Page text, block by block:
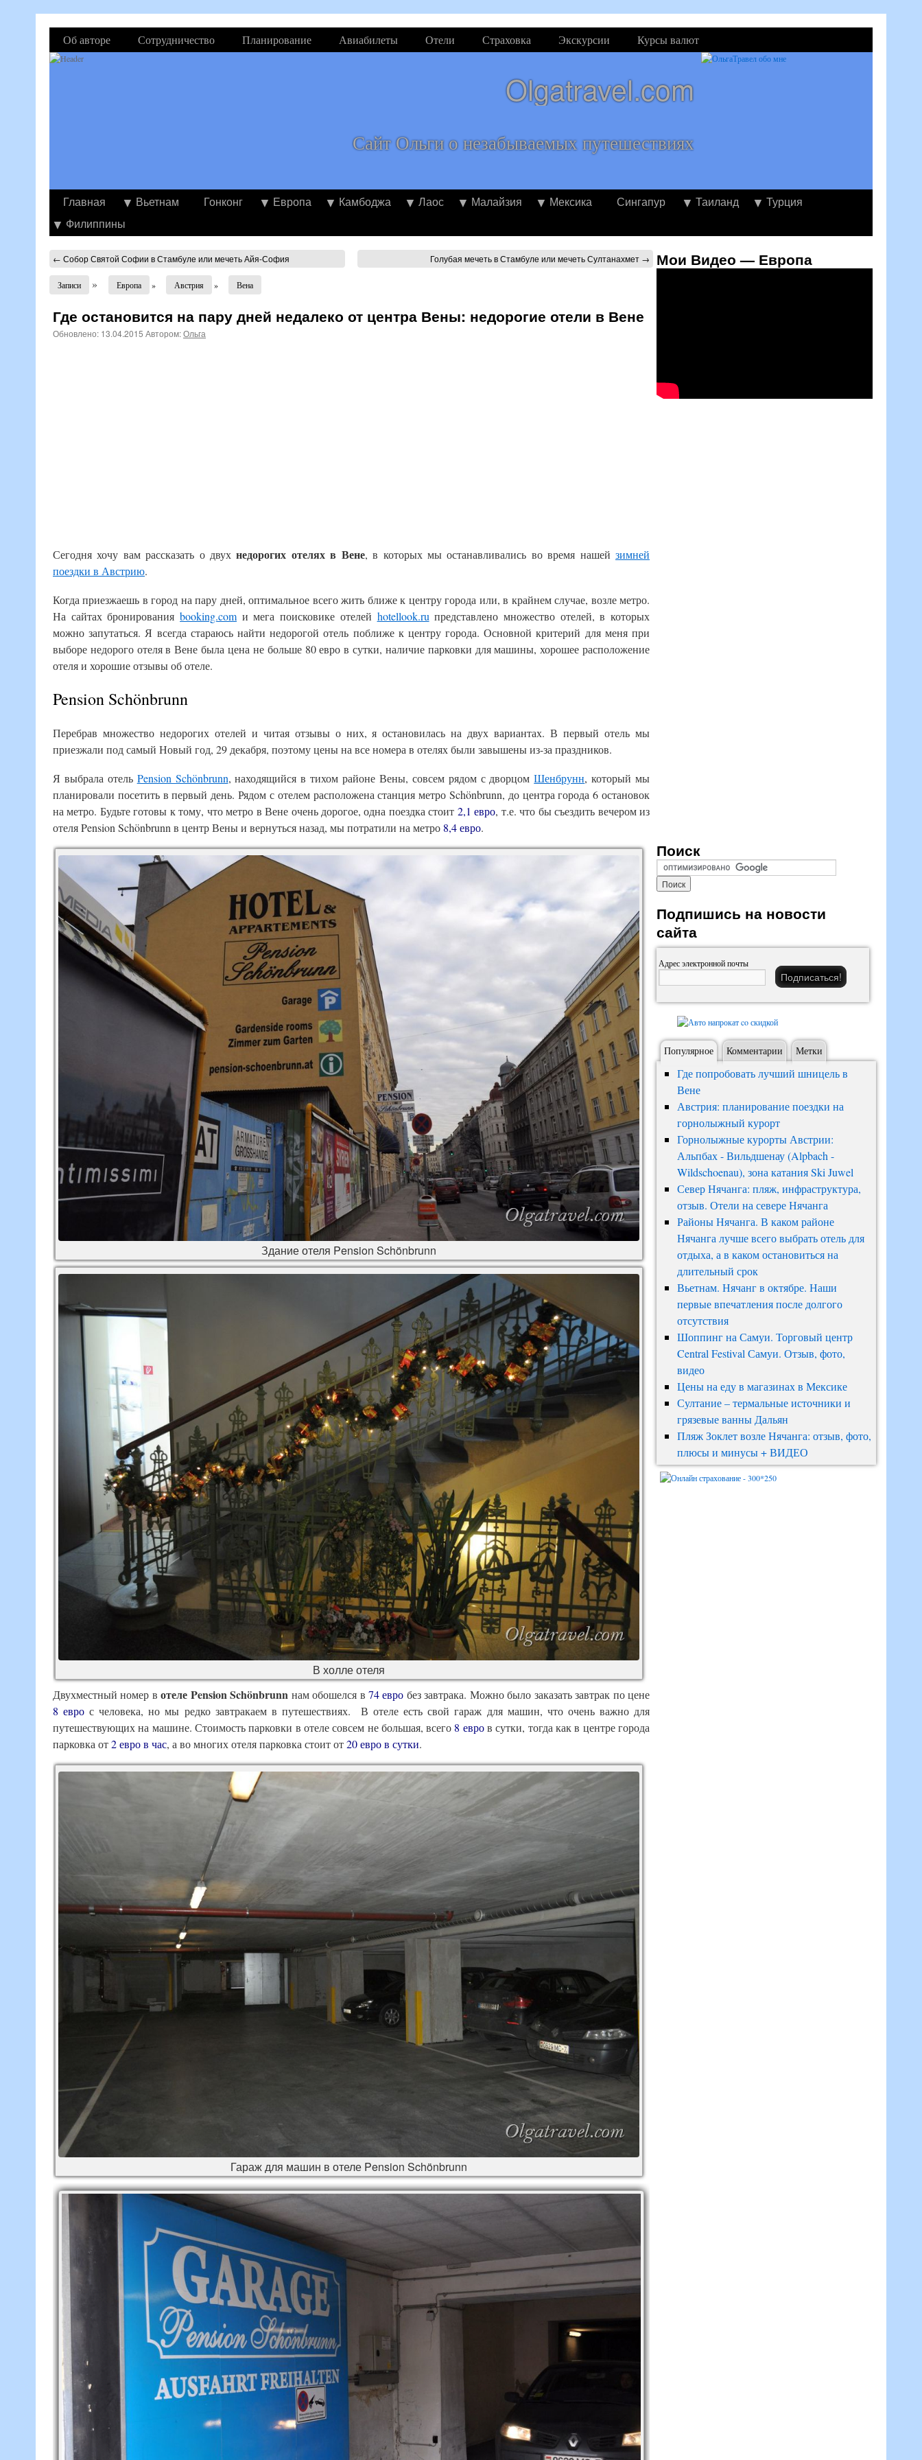
Об авторе Сотрудничество Планирование Авиабилеты Отели Страховка Экскурсии Курсы валют
Olgatravel.com
Сайт Ольги о незабываемых путешествиях
Главная Вьетнам Гонконг Европа Камбоджа Лаос Малайзия Мексика Сингапур Таиланд
Турция
Филиппины
← Собор Святой Софии в Стамбуле или мечеть Айя-София Голубая мечеть в Стамбуле или мечеть Султанахмет →
Записи » Европа » Австрия » Вена
Где остановится на пару дней недалеко от центра Вены: недорогие отели в Вене
Обновлено: 13.04.2015 Автором:Ольга
Сегодня хочу вам рассказать о двухнедорогих отелях в Вене, в которых мы останавливались во время нашейзимней
поездки в Австрию.
Когда приезжаешь в город на пару дней, оптимальное всего жить ближе к центру города или, в крайнем случае, возле метро.
На сайтах бронированияbooking.com и мега поисковике отелей hotellook.ru представлено множество отелей, в которых
можно запутаться. Я всегда стараюсь найти недорогой отель поближе к центру города. Основной критерий для меня при
выборе недорого отеля в Вене была цена не больше 80 евро в сутки, наличие парковки для машины, хорошее расположение
отеля и хорошие отзывы об отеле.
Pension Schönbrunn
Перебрав множество недорогих отелей и читая отзывы о них, я остановилась на двух вариантах. В первый отель мы
приезжали под самый Новый год, 29 декабря, поэтому цены на все номера в отелях были завышены из-за праздников.
Я выбрала отель Pension Schönbrunn, находящийся в тихом районе Вены, совсем рядом с дворцомШенбрунн, который мы
планировали посетить в первый день. Рядом с отелем расположена станция метро Schönbrunn, до центра города 6 остановок
на метро. Будьте готовы к тому, что метро в Вене очень дорогое, одна поездка стоит 2,1 евро, т.е. что бы съездить вечером из
отеля Pension Schönbrunn в центр Вены и вернуться назад, мы потратили на метро 8,4 евро.
Здание отеля Pension Schönbrunn
В холле отеля
Двухместный номер вотеле Pension Schönbrunn нам обошелся в74 евро без завтрака. Можно было заказать завтрак по цене
8 евро с человека, но мы редко завтракаем в путешествиях. В отеле есть свой гараж для машин, что очень важно для
путешествующих на машине. Стоимость парковки в отеле совсем не большая, всего 8 евров сутки, тогда как в центре города
парковка от2 евро в час, а во многих отеля парковка стоит от20 евро в сутки.
Гараж для машин в отеле Pension Schönbrunn
Мои Видео — Европа
Поиск
Подпишись на новости
сайта
Адрес электронной почты
Популярное Комментарии Метки
Где попробовать лучший шницель в
Вене
Австрия: планирование поездки на
горнолыжный курорт
Горнолыжные курорты Австрии:
Альпбах - Вильдшенау (Alpbach -
Wildschoenau), зона катания Ski Juwel
Север Нячанга: пляж, инфраструктура,
отзыв. Отели на севере Нячанга
Районы Нячанга. В каком районе
Нячанга лучше всего выбрать отель для
отдыха, а в каком остановиться на
длительный срок
Вьетнам. Нячанг в октябре. Наши
первые впечатления после долгого
отсутствия
Шоппинг на Самуи. Торговый центр
Central Festival Самуи. Отзыв, фото,
видео
Цены на еду в магазинах в Мексике
Султание – термальные источники и
грязевые ванны Дальян
Пляж Зоклет возле Нячанга: отзыв, фото,
плюсы и минусы + ВИДЕО